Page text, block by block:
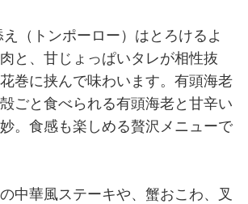
（トンポーロー）はとろけるよ
と、甘じょっぱいタレが相性抜
巻に挟んで味わいます。有頭海老
ごと食べられる有頭海老と甘辛い
。食感も楽しめる贅沢メニューで
中華風ステーキや、蟹おこわ、叉